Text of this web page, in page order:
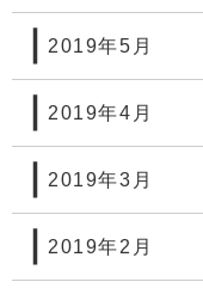
2019年5月
2019年4月
2019年3月
2019年2月